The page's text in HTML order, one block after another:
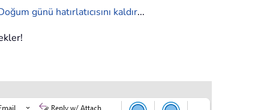
günü hatırlatıcısını kaldır...